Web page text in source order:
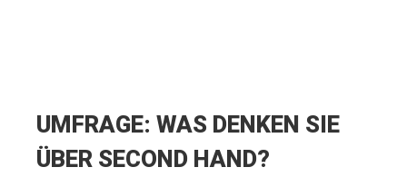
UMFRAGE: WAS DENKEN SIE
ÜBER SECOND HAND?